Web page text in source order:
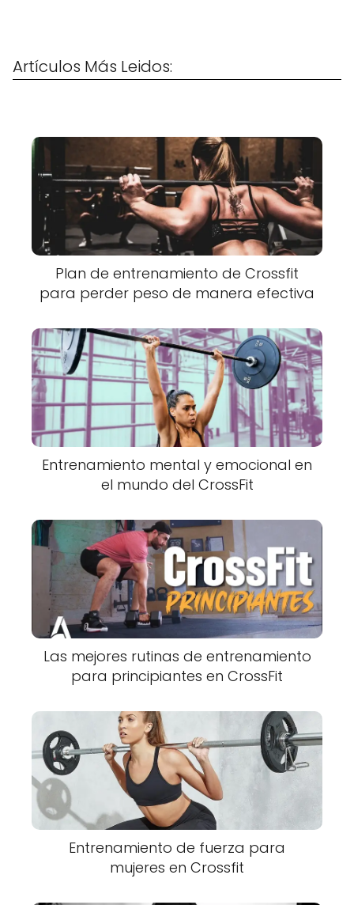
Artículos Más Leidos:
Plan de entrenamiento de Crossfit
para perder peso de manera efectiva
Entrenamiento mental y emocional en
el mundo del CrossFit
Las mejores rutinas de entrenamiento
para principiantes en CrossFit
Entrenamiento de fuerza para
mujeres en Crossfit